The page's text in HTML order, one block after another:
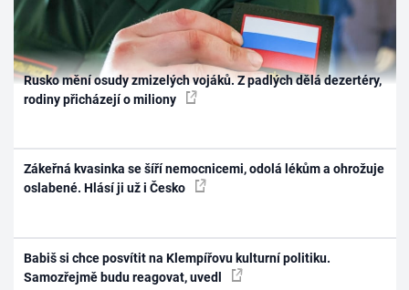
Rusko mění osudy zmizelých vojáků. Z padlých dělá dezertéry,
rodiny přicházejí o miliony
Zákeřná kvasinka se šíří nemocnicemi, odolá lékům a ohrožuje
oslabené. Hlásí ji už i Česko
Babiš si chce posvítit na Klempířovu kulturní politiku.
Samozřejmě budu reagovat, uvedl